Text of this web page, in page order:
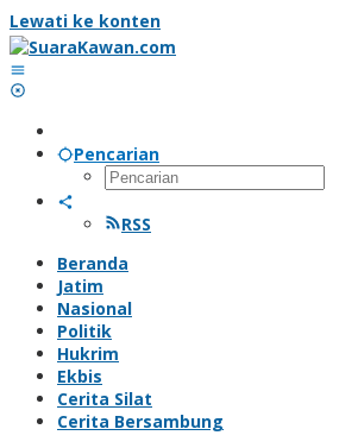
Lewati ke konten
Pencarian
RSS
Beranda
Jatim
Nasional
Politik
Hukrim
Ekbis
Cerita Silat
Cerita Bersambung